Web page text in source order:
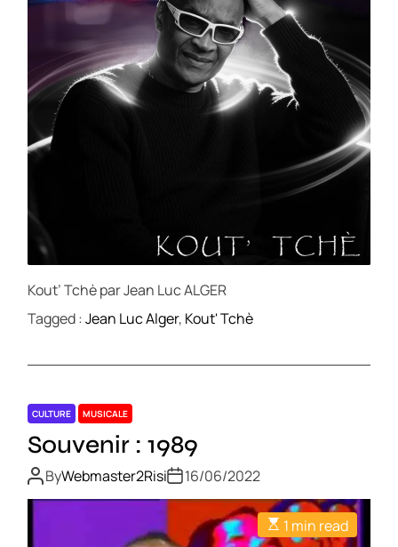
Kout’ Tchè par Jean Luc ALGER
Tagged :Jean Luc Alger, Kout' Tchè
CULTURE MUSICALE
Souvenir : 1989
ByWebmaster2Risi 16/06/2022
1 min read